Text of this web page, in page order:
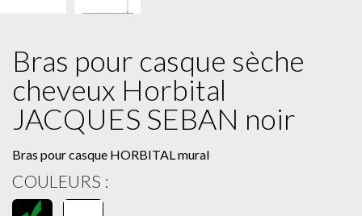
Bras pour casque sèche
cheveux Horbital
JACQUES SEBAN noir
Bras pour casque HORBITAL mural
COULEURS :